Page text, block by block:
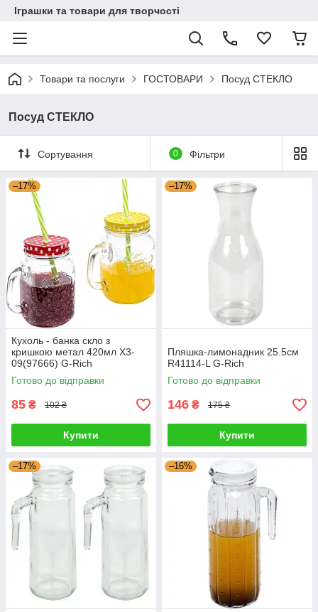
Іграшки та товари для творчості
Товари та послуги ГОСТОВАРИ Посуд СТЕКЛО
Посуд СТЕКЛО
Сортування 0 Фільтри
–17%
Кухоль - банка скло з
кришкою метал 420мл X3-
09(97666) G-Rich
Готово до відправки
85 ₴ 102 ₴
Купити
–17%
Пляшка-лимонадник 25.5см
R41114-L G-Rich
Готово до відправки
146 ₴ 175 ₴
Купити
–17% –16%